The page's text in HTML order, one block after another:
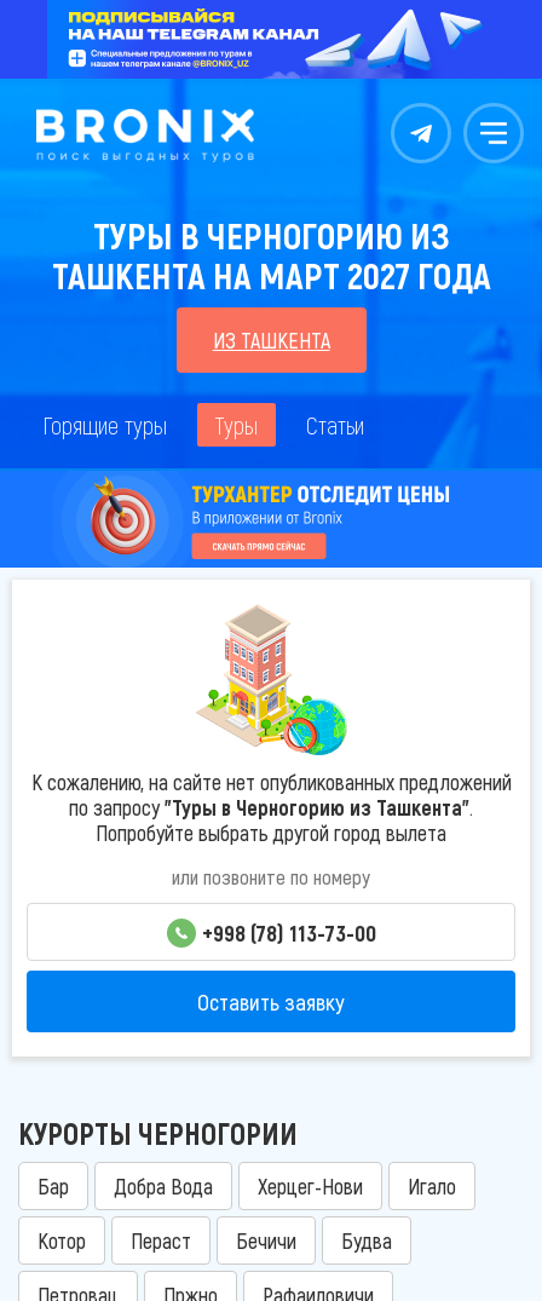
Контакты Меню
ТУРЫ В ЧЕРНОГОРИЮ ИЗ
ТАШКЕНТА НА МАРТ 2027 ГОДА
ИЗ ТАШКЕНТА
Горящие туры Туры Статьи
К сожалению, на сайте нет опубликованных предложений
по запросу"Туры в Черногорию из Ташкента".
Попробуйте выбрать другой город вылета
или позвоните по номеру
+998 (78) 113-73-00
Оставить заявку
КУРОРТЫ ЧЕРНОГОРИИ
Бар Добра Вода Херцег-Нови Игало
Котор Пераст Бечичи Будва
Петровац Пржно Рафаиловичи